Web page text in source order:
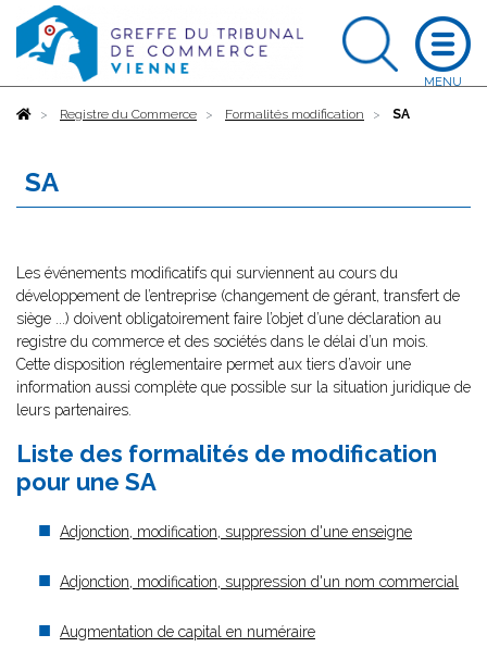
AccueilRegistre du Commerce Formalités modification SA
SA
Les événements modificatifs qui surviennent au cours du
développement de l’entreprise (changement de gérant, transfert de
siège ...) doivent obligatoirement faire l’objet d’une déclaration au
registre du commerce et des sociétés dans le délai d’un mois.
Cette disposition réglementaire permet aux tiers d’avoir une
information aussi complète que possible sur la situation juridique de
leurs partenaires.
Liste des formalités de modification
pour une SA
Adjonction, modification, suppression d'une enseigne
Adjonction, modification, suppression d'un nom commercial
Augmentation de capital en numéraire